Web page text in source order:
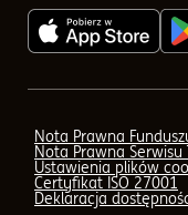
AML
AML - formularz
Aplikacja mobilna
Nota Prawna
Nota Prawna
Ustawienia plików
Certyfikat ISO 27001
Deklaracja